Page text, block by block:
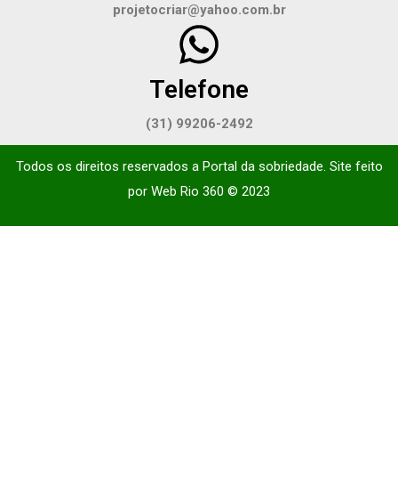
projetocriar@yahoo.com.br
Telefone
(31) 99206-2492
Todos os direitos reservados a Portal da sobriedade. Site feito
por Web Rio 360 © 2023​